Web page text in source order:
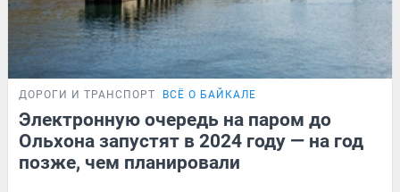
ДОРОГИ И ТРАНСПОРТ ВСЁ О БАЙКАЛЕ
Электронную очередь на паром до
Ольхона запустят в 2024 году — на год
позже, чем планировали